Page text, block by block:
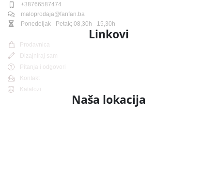
+38766587474
maloprodaja@fanfan.ba
Ponedeljak - Petak; 08,30h - 15,30h
Linkovi
Prodavnica
Dizajniraj sam
Pitanja i odgovori
Kontakt
Katalozi
Naša lokacija